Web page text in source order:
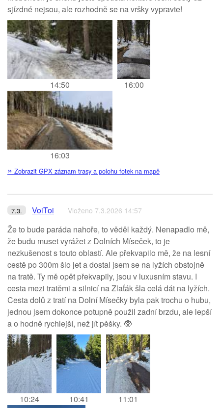
sjízdné nejsou, ale rozhodně se na vršky vypravte!
14:50 16:00
16:03
» Zobrazit GPX záznam trasy a polohu fotek na mapě
7.3. VoiToi Vloženo 7.3.2026 14:57
Že to bude paráda nahoře, to věděl každý. Nenapadlo mě,
že budu muset vyrážet z Dolních Míseček, to je
nezkušenost s touto oblastí. Ale překvapilo mě, že na lesní
cestě po 300m šlo jet a dostal jsem se na lyžích obstojně
na tratě. Ty mě opět překvapily, jsou v luxusním stavu. I
cesta mezi tratěmi a silnicí na Zlaťák šla celá dát na lyžích.
Cesta dolů z tratí na Dolní Mísečky byla pak trochu o hubu,
jednou jsem dokonce potupně použil zadní brzdu, ale lepší
a o hodně rychlejší, než jít pěšky. 🥸
10:24 10:41 11:01